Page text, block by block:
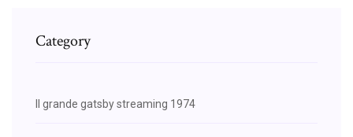
Category
Il grande gatsby streaming 1974